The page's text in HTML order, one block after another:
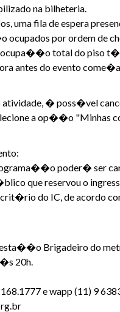
na bilheteria.
uma fila de espera
ocupados por ordem de
ocupa��o total do piso
antes do evento
� poss�vel
a op��o "Minhas
poder� ser
que reservou o
do IC, de acordo
Brigadeiro do
20h.
e wapp (11) 9